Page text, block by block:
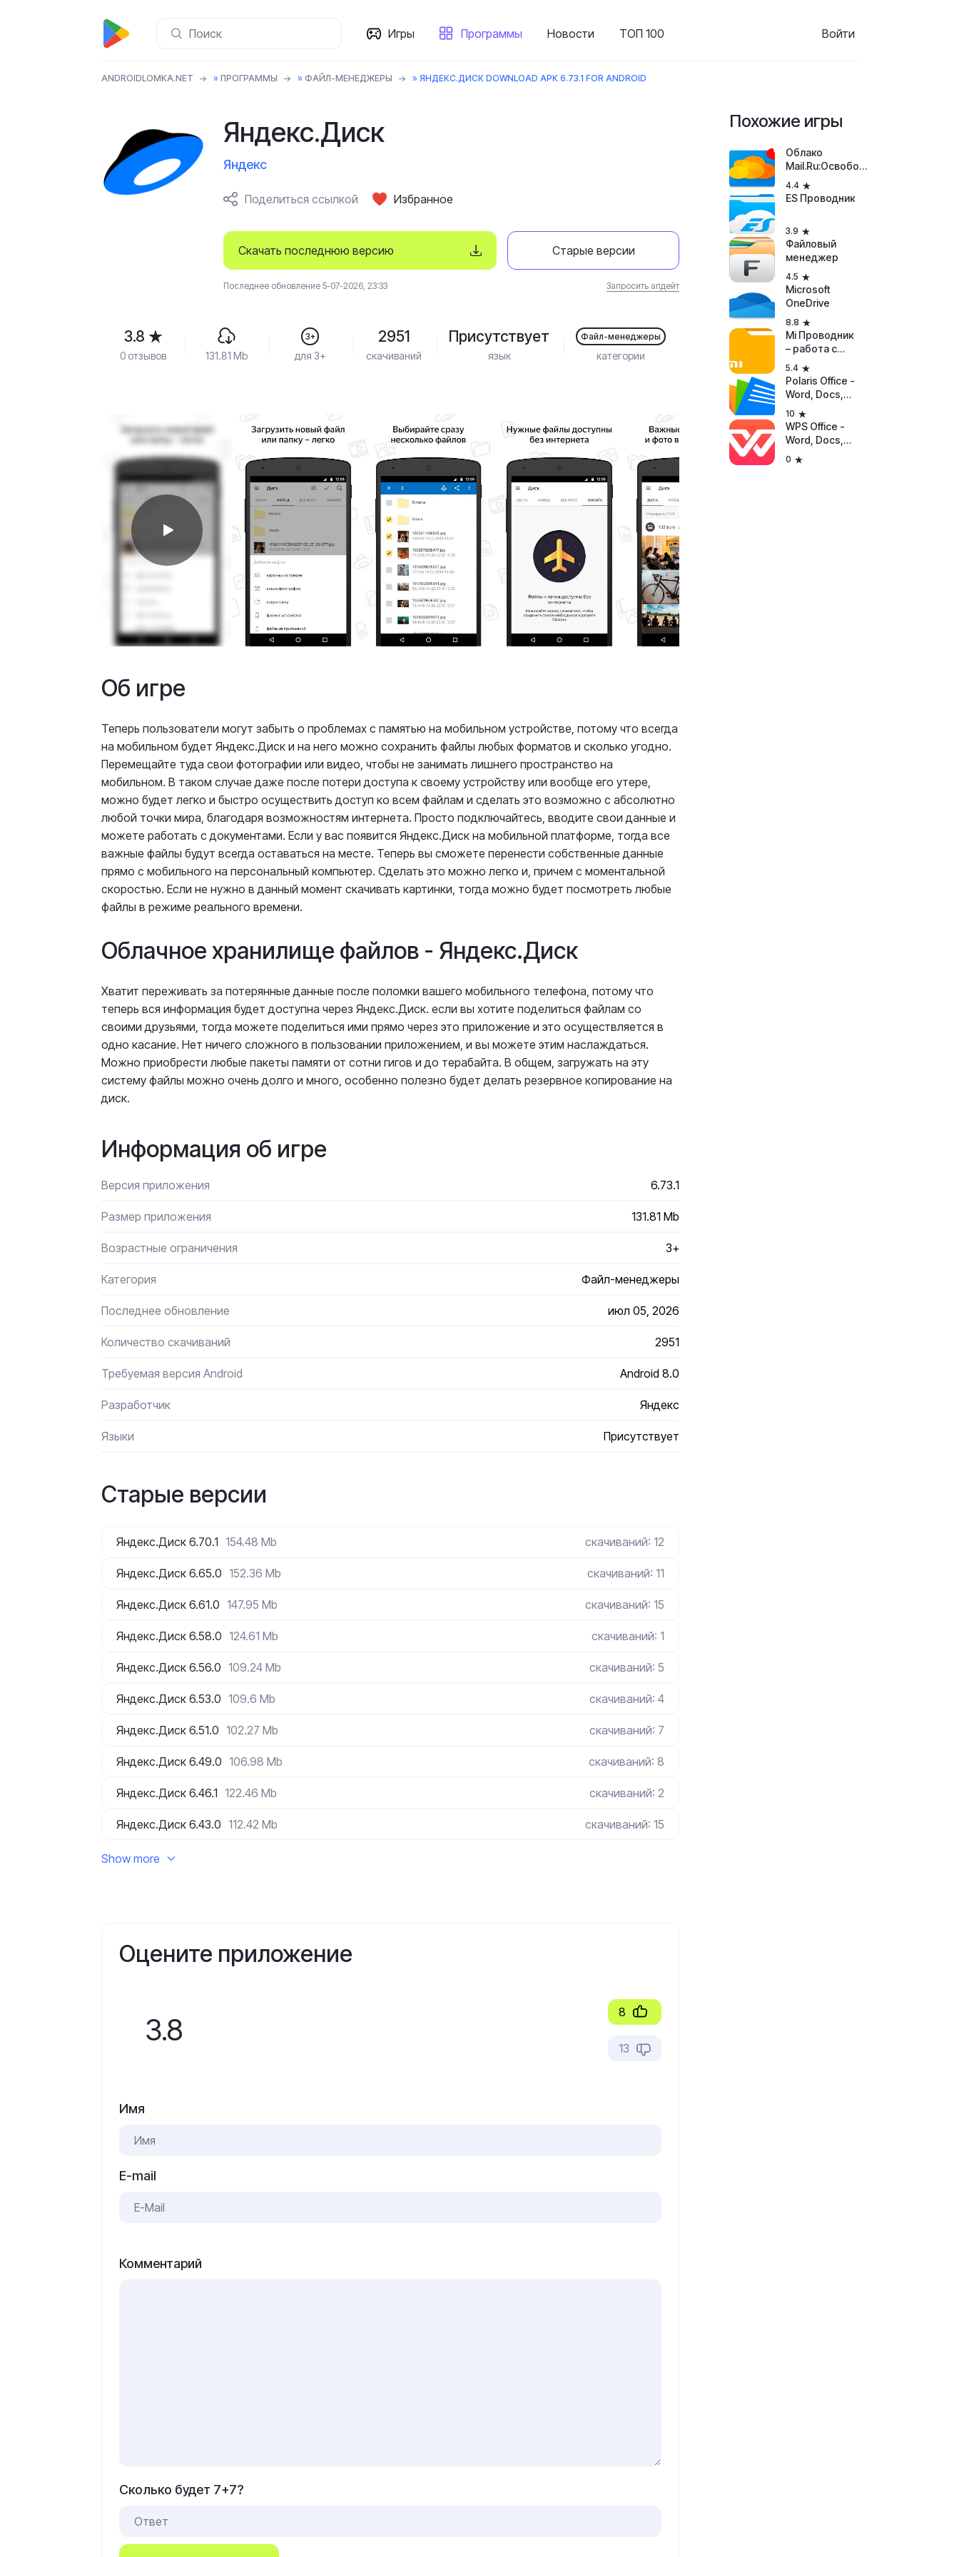
Игры Программы Новости ТОП 100 Войти
ANDROIDLOMKA.NET » ПРОГРАММЫ » ФАЙЛ-МЕНЕДЖЕРЫ » ЯНДЕКС.ДИСК DOWNLOAD APK 6.73.1 FOR ANDROID
Яндекс.Диск
Яндекс
Поделиться ссылкой Избранное
Скачать последнюю версию Старые версии
Последнее обновление 5-07-2026, 23:33 Запросить апдейт
3.8
0 отзывов 131.81 Mb
3+
для 3+
2951
скачиваний
Присутствует
язык
Файл-менеджеры
категории
Об игре
Теперь пользователи могут забыть о проблемах с памятью на мобильном устройстве, потому что всегда
на мобильном будет Яндекс.Диск и на него можно сохранить файлы любых форматов и сколько угодно.
Перемещайте туда свои фотографии или видео, чтобы не занимать лишнего пространство на
мобильном. В таком случае даже после потери доступа к своему устройству или вообще его утере,
можно будет легко и быстро осуществить доступ ко всем файлам и сделать это возможно с абсолютно
любой точки мира, благодаря возможностям интернета. Просто подключайтесь, вводите свои данные и
можете работать с документами. Если у вас появится Яндекс.Диск на мобильной платформе, тогда все
важные файлы будут всегда оставаться на месте. Теперь вы сможете перенести собственные данные
прямо с мобильного на персональный компьютер. Сделать это можно легко и, причем с моментальной
скоростью. Если не нужно в данный момент скачивать картинки, тогда можно будет посмотреть любые
файлы в режиме реального времени.
Облачное хранилище файлов - Яндекс.Диск
Хватит переживать за потерянные данные после поломки вашего мобильного телефона, потому что
теперь вся информация будет доступна через Яндекс.Диск. если вы хотите поделиться файлам со
своими друзьями, тогда можете поделиться ими прямо через это приложение и это осуществляется в
одно касание. Нет ничего сложного в пользовании приложением, и вы можете этим наслаждаться.
Можно приобрести любые пакеты памяти от сотни гигов и до терабайта. В общем, загружать на эту
систему файлы можно очень долго и много, особенно полезно будет делать резервное копирование на
диск.
Информация об игре
Версия приложения 6.73.1
Размер приложения 131.81 Mb
Возрастные ограничения 3+
Категория Файл-менеджеры
Последнее обновление июл 05, 2026
Количество скачиваний 2951
Требуемая версия Android Android 8.0
Разработчик Яндекс
Языки Присутствует
Старые версии
Яндекс.Диск 6.70.1 154.48 Mb скачиваний: 12
Яндекс.Диск 6.65.0 152.36 Mb скачиваний: 11
Яндекс.Диск 6.61.0 147.95 Mb скачиваний: 15
Яндекс.Диск 6.58.0 124.61 Mb скачиваний: 1
Яндекс.Диск 6.56.0 109.24 Mb скачиваний: 5
Яндекс.Диск 6.53.0 109.6 Mb скачиваний: 4
Яндекс.Диск 6.51.0 102.27 Mb скачиваний: 7
Яндекс.Диск 6.49.0 106.98 Mb скачиваний: 8
Яндекс.Диск 6.46.1 122.46 Mb скачиваний: 2
Яндекс.Диск 6.43.0 112.42 Mb скачиваний: 15
Show more
Оцените приложение
3.8 8
13
Имя
E-mail
Комментарий
Сколько будет 7+7?
Похожие игры
Облако
Mail.Ru:Освободи
место для новых
фотографий
4.4
ES Проводник
3.9
Файловый
менеджер
4.5
Microsoft
OneDrive
8.8
Mi Проводник
– работа с
файлами и
передача
5.4
Polaris Office -
Word, Docs,
Sheets, Slide,
PDF
10
WPS Office -
Word, Docs,
PDF, Note,
Slide & Sheet
0